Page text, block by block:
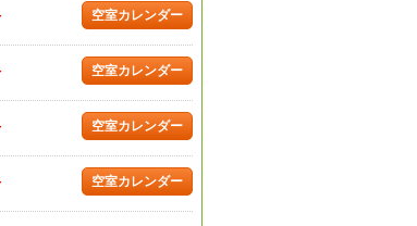
空室カレンダー
空室カレンダー
空室カレンダー
空室カレンダー